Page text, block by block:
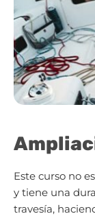
Este curso no
y tiene una
travesía,